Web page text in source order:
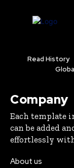
Read History
Company
Each template
can be added
effortlessly
About us